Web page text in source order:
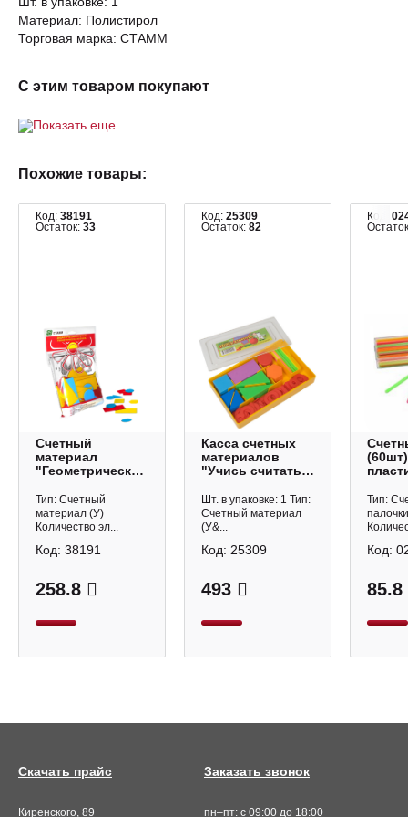
Материал: Полистирол
Торговая марка: СТАММ
С этим товаром покупают
Показать еще
Похожие товары:
Код: 38191
Остаток: 33
Счетный
материал
"Геометрическая
пакете с е/п, ЭК
ДМ01 Стамм
Тип: Счетный
материал (У)
Количество эл...
258.8
Код: 38191
Код: 25309
Остаток: 82
Касса счетных
материалов
"Учись считать"
Стамм
Шт. в упаковке: 1 Тип:
Счетный материал
(У&...
493
Код: 25309
Код:
Стамм
Тип:
85.8
Код:
Киренского, 89 пн–пт: с 09:00 до 18:00
Заказать звонок
Скачать прайс